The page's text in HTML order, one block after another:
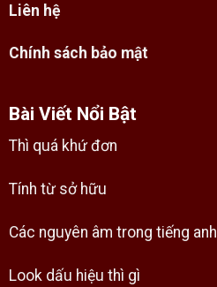
Liên hệ
Chính sách bảo mật
Bài Viết Nổi Bật
Thì quá khứ đơn
Tính từ sở hữu
Các nguyên âm trong tiếng anh
Look dấu hiệu thì gì